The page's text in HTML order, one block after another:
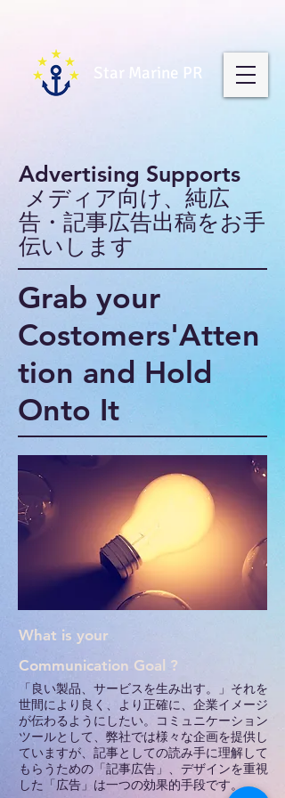
Star Marine PR
Advertising Supports
メディア向け、純広
告・記事広告出稿をお手
伝いします
Grab your
Costomers'Atten
tion and Hold
Onto It
What is your
Communication Goal ?
「良い製品、サービスを生み出す。」それを
世間により良く、より正確に、企業イメージ
が伝わるようにしたい。コミュニケーション
ツールとして、弊社では様々な企画を提供し
ていますが、記事としての読み手に理解して
もらうための「記事広告」、デザインを重視
した「広告」は一つの効果的手段です。